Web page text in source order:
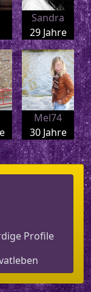
Sandra
29 Jahre
Mel74
30 Jahre
Profile